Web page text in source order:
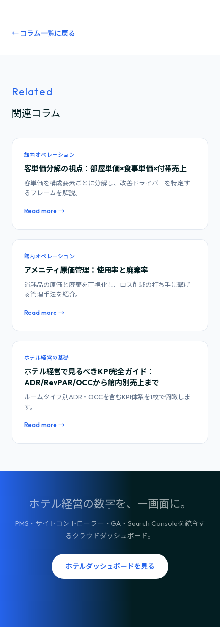
← コラム一覧に戻る
Related
関連コラム
館内オペレーション
客単価分解の視点：部屋単価×食事単価×付帯売上
客単価を構成要素ごとに分解し、改善ドライバーを特定す
るフレームを解説。
Read more →
館内オペレーション
アメニティ原価管理：使用率と廃棄率
消耗品の原価と廃棄を可視化し、ロス削減の打ち手に繋げ
る管理手法を紹介。
Read more →
ホテル経営の基礎
ホテル経営で見るべきKPI完全ガイド：
ADR/RevPAR/OCCから館内別売上まで
ルームタイプ別ADR・OCCを含むKPI体系を1枚で俯瞰しま
す。
Read more →
ホテル経営の数字を、一画面に。
PMS・サイトコントローラー・GA・Search Consoleを統合す
るクラウドダッシュボード。
ホテルダッシュボードを見る